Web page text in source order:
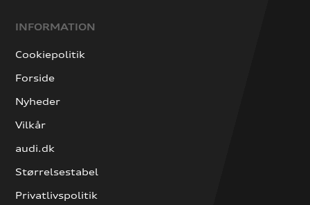
INFORMATION
Cookiepolitik
Forside
Nyheder
Vilkår
audi.dk
Størrelsestabel
Privatlivspolitik